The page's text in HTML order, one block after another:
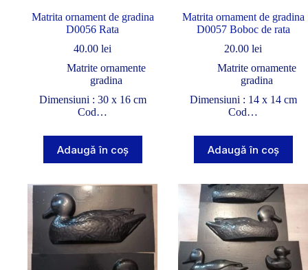
Matrita ornament de gradina
D0056 Rata
40.00 lei
Matrite ornamente
gradina
Dimensiuni : 30 x 16 cm
Cod…
Adaugă în coș
Matrita ornament de gradina
D0057 Boboc de rata
20.00 lei
Matrite ornamente
gradina
Dimensiuni : 14 x 14 cm
Cod…
Adaugă în coș